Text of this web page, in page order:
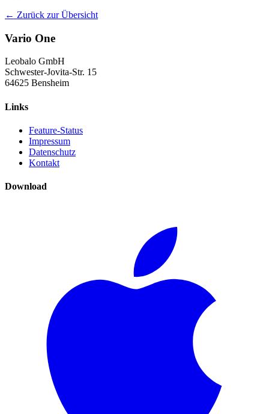
← Zurück zur Übersicht
Vario One
Leobalo GmbH
Schwester-Jovita-Str. 15
64625 Bensheim
Links
Feature-Status
Impressum
Datenschutz
Kontakt
Download